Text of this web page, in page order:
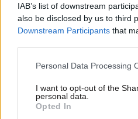
IAB’s list of downstream
also be disclosed by us to third
Downstream Participants that
Please note that this website/
not limited to your visit or usage
grant or deny consent to
use your data for below
Personal Data Processing
I want to opt-out of the
personal data.
Opted In
10 ΣΧΌΛΙΑ